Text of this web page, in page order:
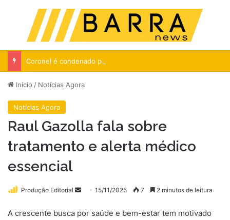
Menu
Coronel é condenado por livro que critica Exército
Início / Notícias Agora
Notícias Agora
Raul Gazolla fala sobre
tratamento e alerta médico
essencial
Produção Editorial
Mande
e-
15/11/2025 7 2 minutos de leitura
A crescente busca por saúde e bem-estar tem motivado